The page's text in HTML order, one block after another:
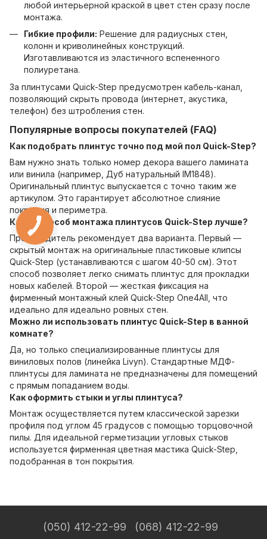
любой интерьерной краской в цвет стен сразу после
монтажа.
Гибкие профили: Решение для радиусных стен,
колонн и криволинейных конструкций.
Изготавливаются из эластичного вспененного
полиуретана.
За плинтусами Quick-Step предусмотрен кабель-канал,
позволяющий скрыть провода (интернет, акустика,
телефон) без штробления стен.
Популярные вопросы покупателей (FAQ)
Как подобрать плинтус точно под мой пол Quick-Step?
Вам нужно знать только номер декора вашего ламината
или винила (например, Дуб натуральный IM1848).
Оригинальный плинтус выпускается с точно таким же
артикулом. Это гарантирует абсолютное слияние
покрытия и периметра.
Какой способ монтажа плинтусов Quick-Step лучше?
Производитель рекомендует два варианта. Первый —
скрытый монтаж на оригинальные пластиковые клипсы
Quick-Step (устанавливаются с шагом 40-50 см). Этот
способ позволяет легко снимать плинтус для прокладки
новых кабелей. Второй — жесткая фиксация на
фирменный монтажный клей Quick-Step One4All, что
идеально для идеально ровных стен.
Можно ли использовать плинтус Quick-Step в ванной
комнате?
Да, но только специализированные плинтусы для
виниловых полов (линейка Livyn). Стандартные МДФ-
плинтусы для ламината не предназначены для помещений
с прямым попаданием воды.
Как оформить стыки и углы плинтуса?
Монтаж осуществляется путем классической зарезки
профиля под углом 45 градусов с помощью торцовочной
пилы. Для идеальной герметизации угловых стыков
используется фирменная цветная мастика Quick-Step,
подобранная в тон покрытия.
(050) 412-22-99 (068) 412-22-99